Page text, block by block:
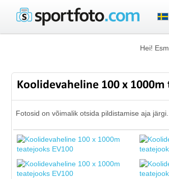
Hei!
Koolidevaheline 100 x
Fotosid on võimalik otsida pildistamise aja järgi.